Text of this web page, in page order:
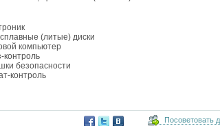
(литые) диски
компьютер
безопасности
контроль
Посоветовать